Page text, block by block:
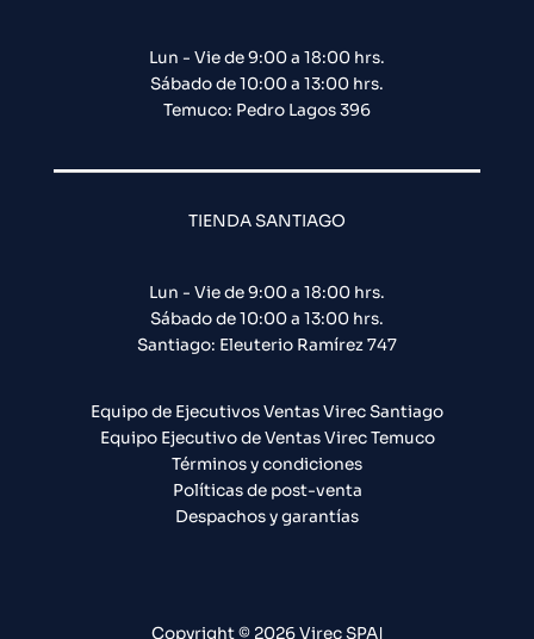
Lun - Vie de 9:00 a 18:00 hrs.
Sábado de 10:00 a 13:00 hrs.
Temuco: Pedro Lagos 396
TIENDA SANTIAGO
Lun - Vie de 9:00 a 18:00 hrs.
Sábado de 10:00 a 13:00 hrs.
Santiago: Eleuterio Ramírez 747​
Equipo de Ejecutivos Ventas Virec Santiago
Equipo Ejecutivo de Ventas Virec Temuco
Términos y condiciones
Políticas de post-venta
Despachos y garantías
Copyright © 2026 Virec SPA|